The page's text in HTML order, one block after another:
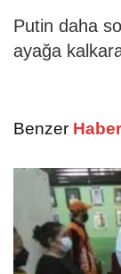
Putin daha
ayağa
Benzer